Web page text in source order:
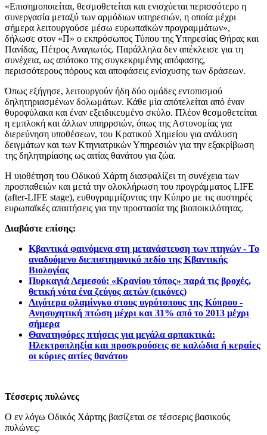
«Επισημοποιείται, θεσμοθετείται και ενισχύεται περισσότερο η
συνεργασία μεταξύ των αρμόδιων υπηρεσιών, η οποία μέχρι
σήμερα λειτουργούσε μέσω ευρωπαϊκών προγραμμάτων»,
δήλωσε στον «Π» ο εκπρόσωπος Τύπου της Υπηρεσίας Θήρας και
Πανίδας, Πέτρος Αναγιωτός. Παράλληλα δεν απέκλεισε για τη
συνέχεια, ως απότοκο της συγκεκριμένης απόφασης,
περισσότερους πόρους και αποφάσεις ενίσχυσης των δράσεων.
Όπως εξήγησε, λειτουργούν ήδη δύο ομάδες εντοπισμού
δηλητηριασμένων δολωμάτων. Κάθε μία απότελείται από έναν
θυροφύλακα και έναν εξειδικευμένο σκύλο. Πλέον θεσμοθετείται
η εμπλοκή και άλλων υπηρρσιών, όπως της Αστυνομίας για
διερεύνηση υποθέσεων, του Κρατικού Χημείου για ανάλυση
δειγμάτων και των Κτηνιατρικών Υπηρεσιών για την εξακρίβωση
της δηλητηρίασης ως αιτίας θανάτου για ζώα.
Η υιοθέτηση του Οδικού Χάρτη διασφαλίζει τη συνέχεια των
προσπαθειών και μετά την ολοκλήρωση του προγράμματος LIFE
(after-LIFE stage), ευθυγραμμίζοντας την Κύπρο με τις αυστηρές
ευρωπαϊκές απαιτήσεις για την προστασία της βιοποικιλότητας.
Διαβάστε επίσης:
Κβαντικά φαινόμενα στη μετανάστευση των πτηνών - Το
αναδυόμενο διεπιστημονικό πεδίο της Κβαντικής
Βιολογίας
Πυρκαγιά Λεμεσού: «Κρανίου τόπος» παρά τις βροχές,
θετική νότα ένα ζεύγος αετών (εικόνες)
Λιγότερα φλαμίνγκο στους υγρότοπους της Κύπρου -
Ανησυχητική πτώση μέχρι και 31% από το 2013 μέχρι
σήμερα
Θανατηφόρες πτήσεις για μεγάλα αρπακτικά:
Ηλεκτροπληξία και προσκρούσεις σε καλώδια ή κεραίες
οι κύριες αιτίες θανάτου
Τέσσερις πυλώνες
Ο εν λόγω Οδικός Χάρτης βασίζεται σε τέσσερις βασικούς
πυλώνες: